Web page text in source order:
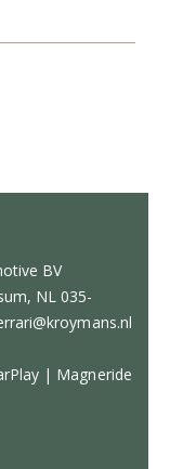
BV
NL 035-
| Magneride